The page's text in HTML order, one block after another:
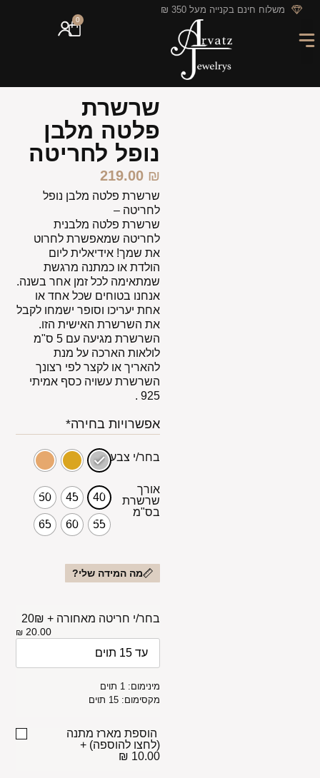
לתוכן משלוח חינם בקנייה מעל 350 ₪
0
שרשרת
פלטה מלבן
נופל לחריטה
219.00 ₪
שרשרת פלטה מלבן נופל
לחריטה –
שרשרת פלטה מלבנית
לחריטה שמאפשרת לחרוט
את שמך! אידיאלית ליום
הולדת או כמתנה מרגשת
שמתאימה לכל זמן אחר בשנה.
אנחנו בטוחים שכל אחד או
אחת יעריכו וסופר ישמחו לקבל
את השרשרת האישית הזו.
השרשרת מגיעה עם 5 ס"מ
לולאות הארכה על מנת
להאריך או לקצר לפי רצונך
השרשרת עשויה כסף אמיתי
925 .
אפשרויות בחירה*
בחר/י צבע
אורך
שרשרת
בס"מ
40
45
50
55
60
65
מה המידה שלי?
בחר/י חריטה מאחורה + 20₪
20.00
₪
מינימום: 1 תוים
מקסימום: 15 תוים
הוספת מארז מתנה
(לחצו להוספה) +
10.00 ₪